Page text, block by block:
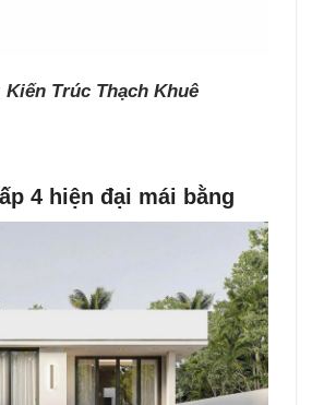
Kiến Trúc Thạch Khuê
4 hiện đại mái bằng